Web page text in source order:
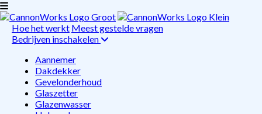
Hoe het werkt Meest gestelde vragen
Bedrijven inschakelen
Aannemer
Dakdekker
Gevelonderhoud
Glaszetter
Glazenwasser